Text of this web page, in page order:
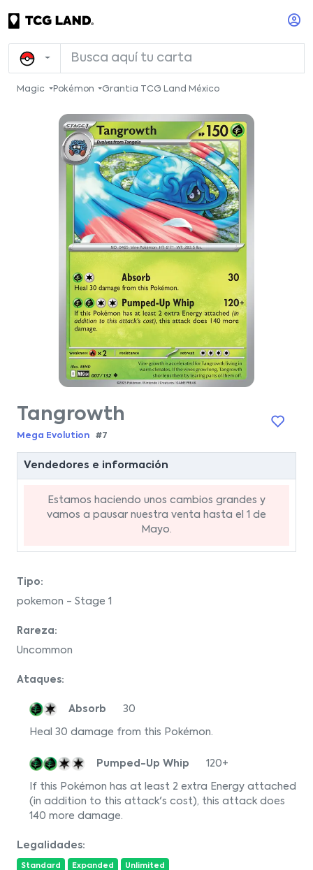
Magic Pokémon Grantia TCG Land México
Tangrowth
Mega Evolution #7
Vendedores e información
Estamos haciendo unos cambios grandes y
vamos a pausar nuestra venta hasta el 1 de
Mayo.
Tipo:
pokemon - Stage 1
Rareza:
Uncommon
Ataques:
Absorb 30
Heal 30 damage from this Pokémon.
Pumped-Up Whip 120+
If this Pokémon has at least 2 extra Energy attached
(in addition to this attack's cost), this attack does
140 more damage.
Legalidades:
Standard Expanded Unlimited